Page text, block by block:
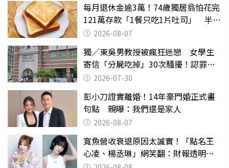
每月退休金逾3萬！74歲獨居翁怕花完
121萬存款「1餐只吃1片吐司」 半年
後暴瘦嚇壞女兒
2026-08-07
獨／東吳男教授被瘋狂迷戀 女學生
寄信「分屍吃掉」30次騷擾！認罪免
關 2026-07-30
彭小刀證實離婚！14年豪門婚正式畫
句點 親曝：我們還是家人
2026-08-07
寬魚營收衰退原因太誠實！「點名王
心凌、楊丞琳」網笑翻：財報透明度
滿分